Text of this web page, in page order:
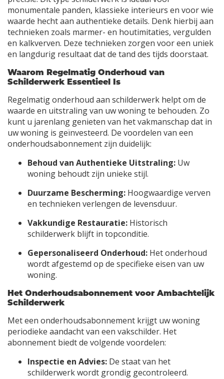
monumentale panden, klassieke interieurs en voor wie
waarde hecht aan authentieke details. Denk hierbij aan
technieken zoals marmer- en houtimitaties, vergulden
en kalkverven. Deze technieken zorgen voor een uniek
en langdurig resultaat dat de tand des tijds doorstaat.
Waarom Regelmatig Onderhoud van
Schilderwerk Essentieel Is
Regelmatig onderhoud aan schilderwerk helpt om de
waarde en uitstraling van uw woning te behouden. Zo
kunt u jarenlang genieten van het vakmanschap dat in
uw woning is geïnvesteerd. De voordelen van een
onderhoudsabonnement zijn duidelijk:
Behoud van Authentieke Uitstraling: Uw
woning behoudt zijn unieke stijl.
Duurzame Bescherming: Hoogwaardige verven
en technieken verlengen de levensduur.
Vakkundige Restauratie: Historisch
schilderwerk blijft in topconditie.
Gepersonaliseerd Onderhoud: Het onderhoud
wordt afgestemd op de specifieke eisen van uw
woning.
Het Onderhoudsabonnement voor Ambachtelijk
Schilderwerk
Met een onderhoudsabonnement krijgt uw woning
periodieke aandacht van een vakschilder. Het
abonnement biedt de volgende voordelen:
Inspectie en Advies: De staat van het
schilderwerk wordt grondig gecontroleerd.